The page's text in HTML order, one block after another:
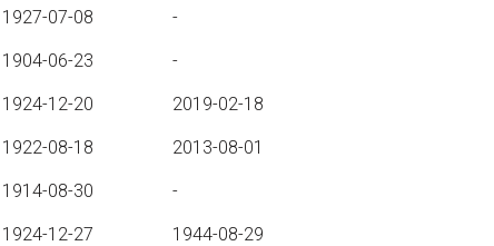
1927-07-08 -
1904-06-23 -
1924-12-20 2019-02-18
1922-08-18 2013-08-01
1914-08-30 -
1924-12-27 1944-08-29